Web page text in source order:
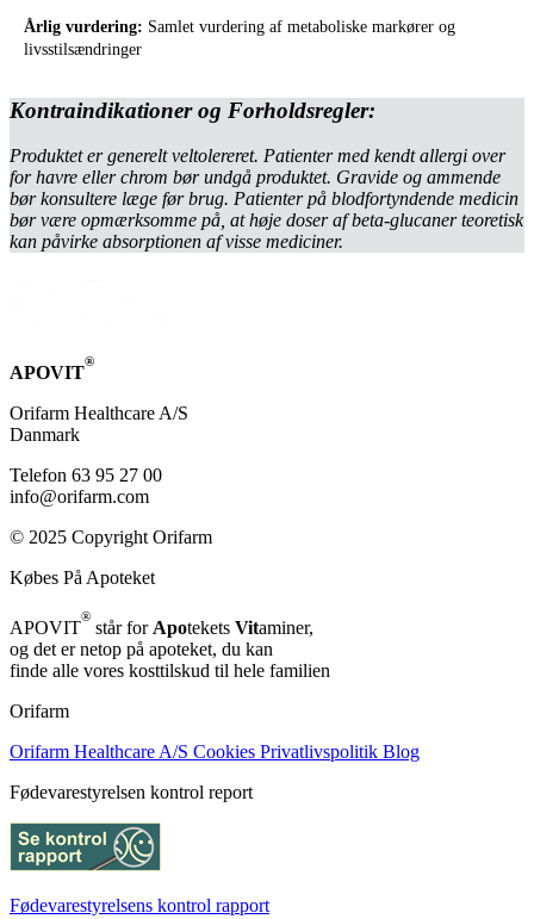
Årlig vurdering: Samlet vurdering af metaboliske markører og
livsstilsændringer
Kontraindikationer og Forholdsregler:
Produktet er generelt veltolereret. Patienter med kendt allergi over
for havre eller chrom bør undgå produktet. Gravide og ammende
bør konsultere læge før brug. Patienter på blodfortyndende medicin
bør være opmærksomme på, at høje doser af beta-glucaner teoretisk
kan påvirke absorptionen af visse mediciner.
APOVIT
®
Orifarm Healthcare A/S
Danmark
Telefon 63 95 27 00
info@orifarm.com
© 2025 Copyright Orifarm
Købes På Apoteket
APOVIT
®
står for Apotekets Vitaminer,
og det er netop på apoteket, du kan
finde alle vores kosttilskud til hele familien
Orifarm
Orifarm Healthcare A/S Cookies Privatlivspolitik Blog
Fødevarestyrelsen kontrol report
Fødevarestyrelsens kontrol rapport